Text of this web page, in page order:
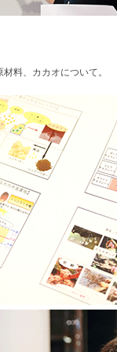
料、カカオについて。